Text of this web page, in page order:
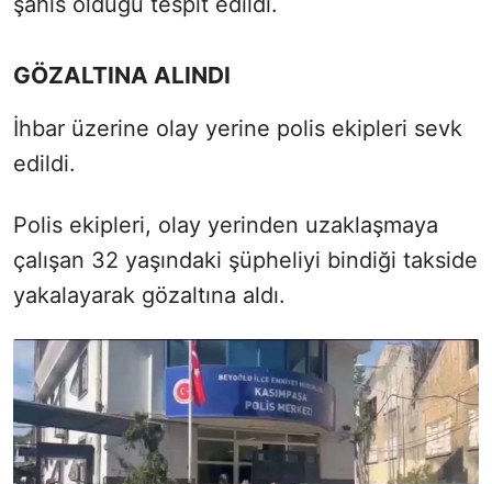
GÖZALTINA ALINDI
İhbar üzerine olay yerine polis ekipleri sevk
edildi.
Polis ekipleri, olay yerinden uzaklaşmaya
çalışan 32 yaşındaki şüpheliyi bindiği takside
yakalayarak gözaltına aldı.